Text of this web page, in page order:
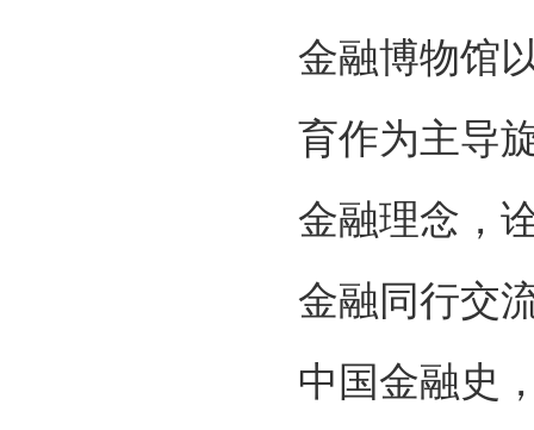
金融博物馆
育作为主导
金融理念，
金融同行交
中国金融史